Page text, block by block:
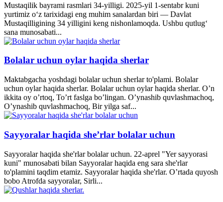
Mustaqilik bayrami rasmlari 34-yilligi. 2025-yil 1-sentabr kuni
yurtimiz o‘z tarixidagi eng muhim sanalardan biri — Davlat
Mustaqilligining 34 yilligini keng nishonlamoqda. Ushbu qutlug‘
sana munosabati...
Bolalar uchun oylar haqida sherlar
Maktabgacha yoshdagi bolalar uchun sherlar to'plami. Bolalar
uchun oylar haqida sherlar. Bolalar uchun oylar haqida sherlar. O’n
ikkita oy o’rtoq, To’rt faslga bo’lingan. O’ynashib quvlashmachoq,
O’ynashib quvlashmachoq, Bir yilga saf...
Sayyoralar haqida she’rlar bolalar uchun
Sayyoralar haqida she'rlar bolalar uchun. 22-aprel "Yer sayyorasi
kuni" munosabati bilan Sayyoralar haqida eng sara she'rlar
to'plamini taqdim etamiz. Sayyoralar haqida she'rlar. O’rtada quyosh
bobo Atrofda sayyoralar, Sirli...